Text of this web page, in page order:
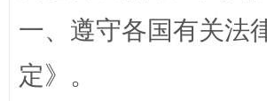
一、遵守各国有关法
定》。